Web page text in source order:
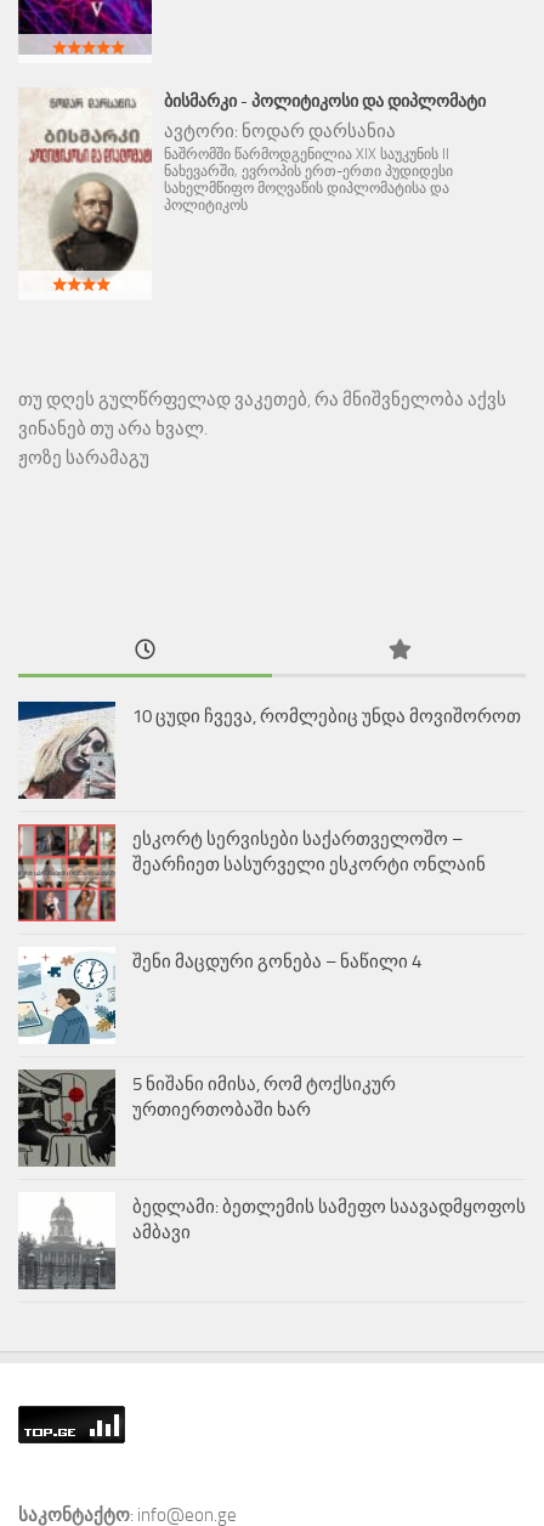
ᲑᲘᲡᲛᲐᲠᲙᲘ - ᲞᲝᲚᲘᲢᲘᲙᲝᲡᲘ ᲓᲐ ᲓᲘᲞᲚᲝᲛᲐᲢᲘ
ავტორი: ნოდარ დარსანია
ნაშრომში წარმოდგენილია XIX საუკუნის II
ნახევარში, ევროპის ერთ-ერთი პუდიდესი
სახელმწიფო მოღვაწის დიპლომატისა და
პოლიტიკოს
თუ დღეს გულწრფელად ვაკეთებ, რა მნიშვნელობა აქვს
ვინანებ თუ არა ხვალ.
ჟოზე სარამაგუ
10 ცუდი ჩვევა, რომლებიც უნდა მოვიშოროთ
ესკორტ სერვისები საქართველოშო –
შეარჩიეთ სასურველი ესკორტი ონლაინ
შენი მაცდური გონება – ნაწილი 4
5 ნიშანი იმისა, რომ ტოქსიკურ
ურთიერთობაში ხარ
ბედლამი: ბეთლემის სამეფო საავადმყოფოს
ამბავი
საკონტაქტო: info@eon.ge